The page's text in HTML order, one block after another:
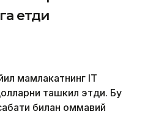
етди
мамлакатнинг IT
ташкил этди. Бу
билан оммавий